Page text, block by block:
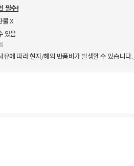
필수!
불 X
있음
에 따라 현지/해외 반품비가 발생할 수 있습니다.